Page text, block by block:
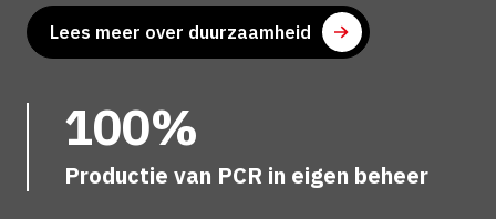
Lees meer over duurzaamheid
100%
Productie van PCR in eigen beheer